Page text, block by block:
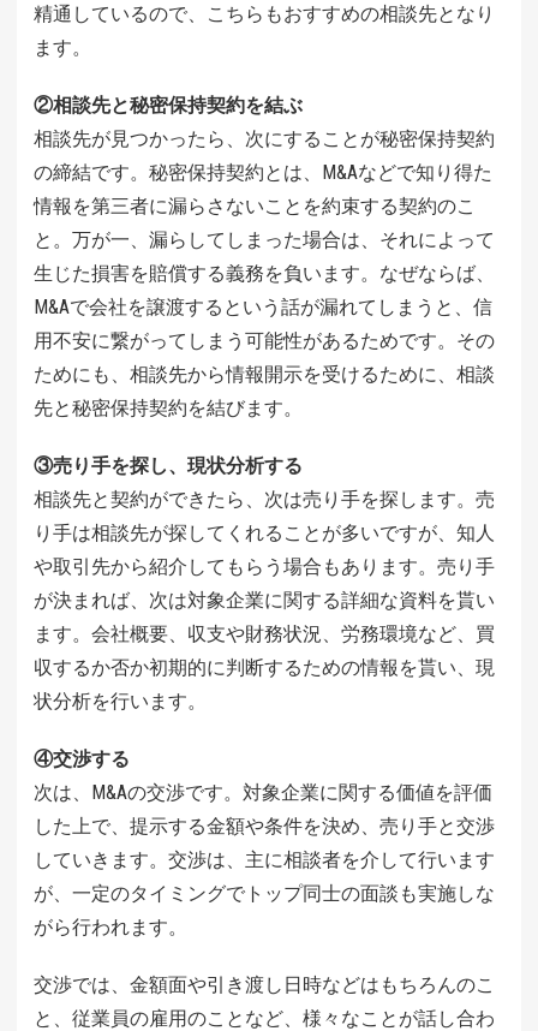
精通しているので、こちらもおすすめの相談先となり
ます。
②相談先と秘密保持契約を結ぶ
相談先が見つかったら、次にすることが秘密保持契約
の締結です。秘密保持契約とは、M&Aなどで知り得た
情報を第三者に漏らさないことを約束する契約のこ
と。万が一、漏らしてしまった場合は、それによって
生じた損害を賠償する義務を負います。なぜならば、
M&Aで会社を譲渡するという話が漏れてしまうと、信
用不安に繋がってしまう可能性があるためです。その
ためにも、相談先から情報開示を受けるために、相談
先と秘密保持契約を結びます。
③売り手を探し、現状分析する
相談先と契約ができたら、次は売り手を探します。売
り手は相談先が探してくれることが多いですが、知人
や取引先から紹介してもらう場合もあります。売り手
が決まれば、次は対象企業に関する詳細な資料を貰い
ます。会社概要、収支や財務状況、労務環境など、買
収するか否か初期的に判断するための情報を貰い、現
状分析を行います。
④交渉する
次は、M&Aの交渉です。対象企業に関する価値を評価
した上で、提示する金額や条件を決め、売り手と交渉
していきます。交渉は、主に相談者を介して行います
が、一定のタイミングでトップ同士の面談も実施しな
がら行われます。
交渉では、金額面や引き渡し日時などはもちろんのこ
と、従業員の雇用のことなど、様々なことが話し合わ